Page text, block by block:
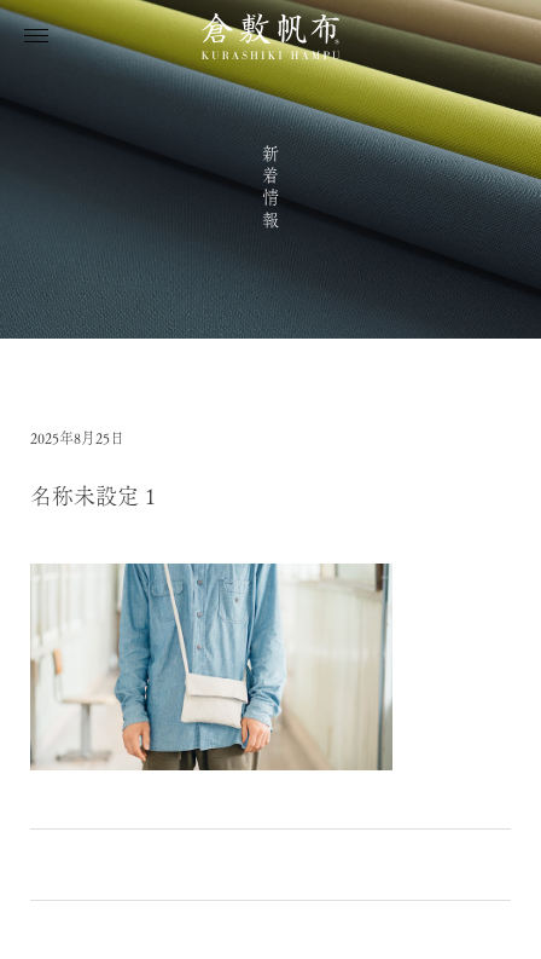
新着情報
2025年8月25日
名称未設定 1